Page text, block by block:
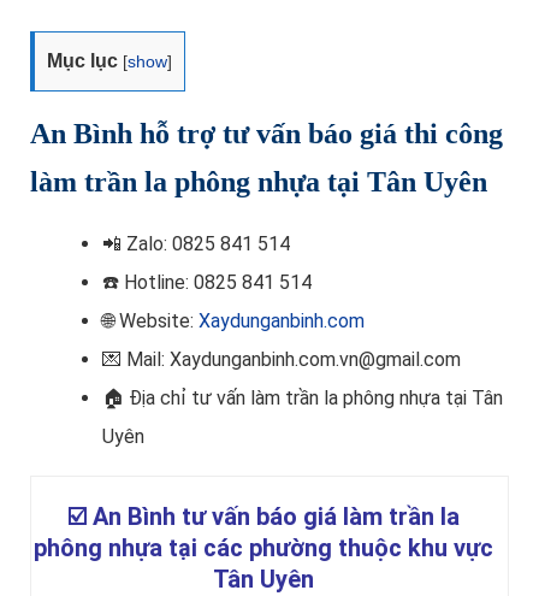
Mục lục [show]
An Bình hỗ trợ tư vấn báo giá thi công
làm trần la phông nhựa tại Tân Uyên
📲 Zalo: 0825 841 514
☎️ Hotline: 0825 841 514
🌐 Website: Xaydunganbinh.com
💌 Mail: Xaydunganbinh.com.vn@gmail.com
🏠 Địa chỉ tư vấn làm trần la phông nhựa tại Tân
Uyên
☑️ An Bình tư vấn báo giá làm trần la
phông nhựa tại các phường thuộc khu vực
Tân Uyên